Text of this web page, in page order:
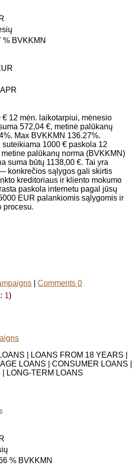
% BVKKMN
12 mėn. laikotarpiui, mėnesio
572,04 €, metinė palūkanų
Max BVKKMN 136.27%.
1000 € paskola 12
palūkanų norma (BVKKMN)
suma būtų 1138,00 €. Tai yra
konkrečios sąlygos gali skirtis
kreditoriaus ir kliento mokumo
paskola internetu pagal jūsų
EUR palankiomis sąlygomis ir
procesu.
Comments 0
1)
| LOANS FROM 18 YEARS |
LOANS | CONSUMER LOANS |
LONG-TERM LOANS
% BVKKMN